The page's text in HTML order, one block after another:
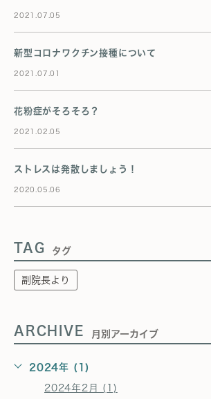
2021.07.05
新型コロナワクチン接種について
2021.07.01
花粉症がそろそろ？
2021.02.05
ストレスは発散しましょう！
2020.05.06
TAG タグ
副院長より
ARCHIVE 月別アーカイブ
2024年 (1)
2024年2月 (1)